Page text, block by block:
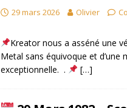
29 mars 2026 Olivier
Kreator nous a asséné une
Metal sans équivoque et d’une
exceptionnelle. .
[…]